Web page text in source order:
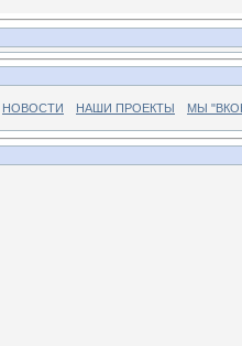
НОВОСТИ НАШИ ПРОЕКТЫ МЫ